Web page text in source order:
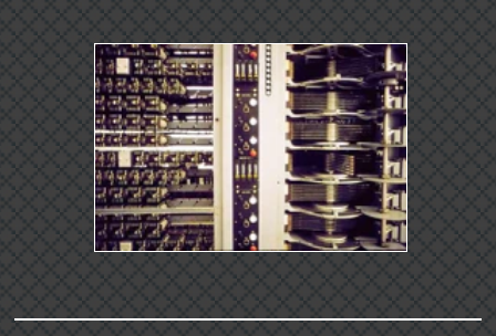
Kandahar, einem ehemaligen
Straßenbaucamp der
Amerikaner.
Nachts in der Wüste
Hier im Südwesten von Kandahar beginnt die Sandwüste. Die Dascht-e-Luz, die Wüste des Lichtes, erstreckt
sich Richtung Westen bis nach Iran. Eines Tages beschlossen wir, eine Nacht in der Wüste zu erleben. Drei
Wir ließen nach einigen Metern den Wagen am Rande einer großen Düne halten - und der Fahrer weigerte
sich, auszusteigen. Warum denn nicht? Na, hier gebe es doch Geister und unheimliche Ungeheuer.